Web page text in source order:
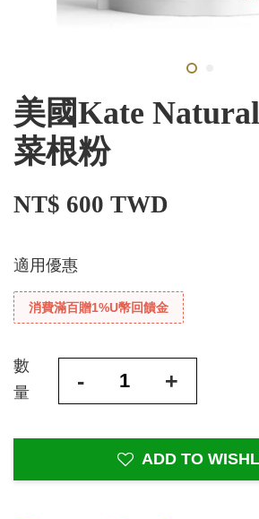
美國Kate
菜根粉
NT$ 600 TWD
適用優惠
消費滿百贈1%U幣回饋金
數
量
- +
ADD TO